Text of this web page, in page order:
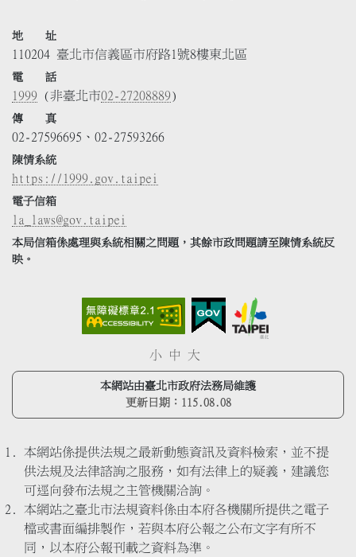
地 址
110204 臺北市信義區市府路1號8樓東北區
電 話
1999 (非臺北市02-27208889)
傳 真
02-27596695、02-27593266
陳情系統
https://1999.gov.taipei
電子信箱
la_laws@gov.taipei
本局信箱係處理與系統相關之問題，其餘市政問題請至陳情系統反
映。
小 中 大
本網站由臺北市政府法務局維護
更新日期： 115.08.08
本網站係提供法規之最新動態資訊及資料檢索，並不提
供法規及法律諮詢之服務，如有法律上的疑義，建議您
可逕向發布法規之主管機關洽詢。
本網站之臺北市法規資料係由本府各機關所提供之電子
檔或書面編排製作，若與本府公報之公布文字有所不
同，以本府公報刊載之資料為準。